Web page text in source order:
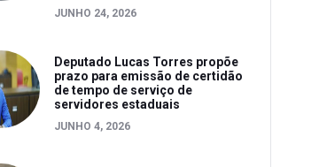
JUNHO 24, 2026
Deputado Lucas Torres propõe
prazo para emissão de certidão
de tempo de serviço de
servidores estaduais
JUNHO 4, 2026